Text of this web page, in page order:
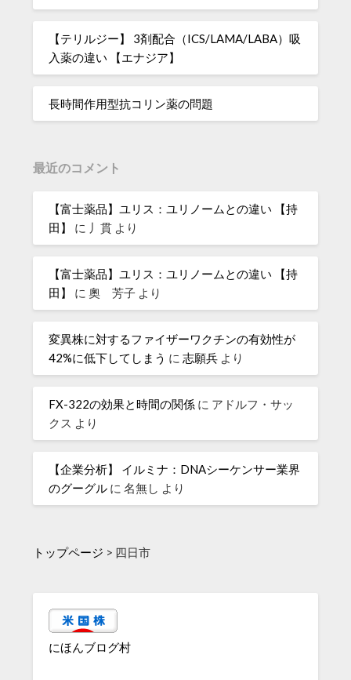
【テリルジー】 3剤配合（ICS/LAMA/LABA）吸
入薬の違い 【エナジア】
長時間作用型抗コリン薬の問題
最近のコメント
【富士薬品】ユリス：ユリノームとの違い 【持
田】
に 丿貫 より
【富士薬品】ユリス：ユリノームとの違い 【持
田】
に奧 芳子 より
変異株に対するファイザーワクチンの有効性が
42%に低下してしまう に志願兵 より
FX-322の効果と時間の関係 に アドルフ・サッ
クス より
【企業分析】 イルミナ：DNAシーケンサー業界
のグーグル に名無し より
トップページ > 四日市
にほんブログ村